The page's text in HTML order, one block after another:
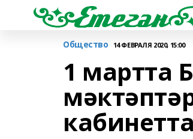
Общество 14 ФЕВРАЛЯ 2020, 15:00
1 мартта